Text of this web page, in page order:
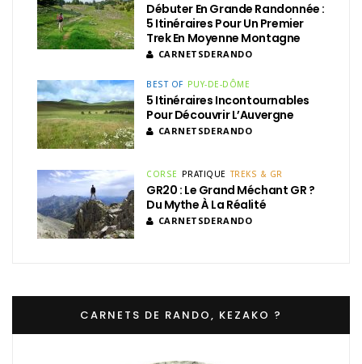
Débuter En Grande Randonnée :
5 Itinéraires Pour Un Premier
Trek En Moyenne Montagne
CARNETSDERANDO
BEST OF PUY-DE-DÔME
5 Itinéraires Incontournables
Pour Découvrir L’Auvergne
CARNETSDERANDO
CORSE PRATIQUE TREKS & GR
GR20 : Le Grand Méchant GR ?
Du Mythe À La Réalité
CARNETSDERANDO
CARNETS DE RANDO, KEZAKO ?